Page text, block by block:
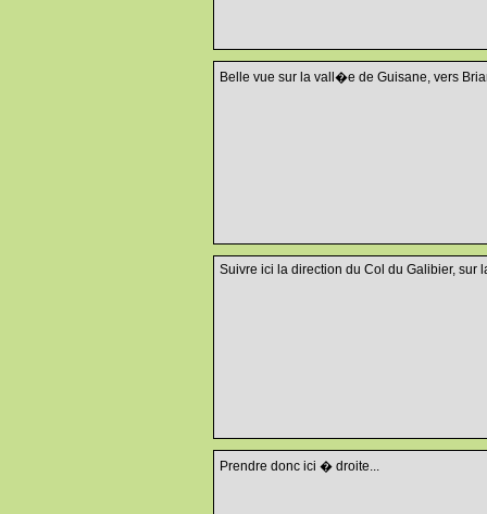
Belle vue sur la vall�e de Guisane, vers
Suivre ici la direction du Col du Galibier, sur
Prendre donc ici � droite...